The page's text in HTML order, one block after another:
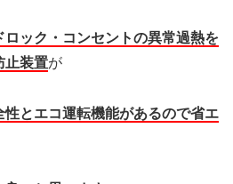
ロック・コンセントの異常過熱を
止装置が
性とエコ運転機能があるので省エ